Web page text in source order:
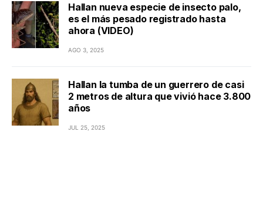
Hallan nueva especie de insecto palo,
es el más pesado registrado hasta
ahora (VIDEO)
AGO 3, 2025
Hallan la tumba de un guerrero de casi
2 metros de altura que vivió hace 3.800
años
JUL 25, 2025